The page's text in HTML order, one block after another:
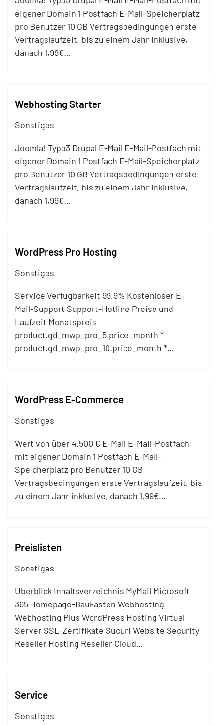
eigener Domain 1 Postfach E-Mail-Speicherplatz
pro Benutzer 10 GB Vertragsbedingungen erste
Vertragslaufzeit, bis zu einem Jahr inklusive,
danach 1,99€…
Webhosting Starter
Sonstiges
Joomla! Typo3 Drupal E-Mail E-Mail-Postfach mit
eigener Domain 1 Postfach E-Mail-Speicherplatz
pro Benutzer 10 GB Vertragsbedingungen erste
Vertragslaufzeit, bis zu einem Jahr inklusive,
danach 1,99€…
WordPress Pro Hosting
Sonstiges
Service Verfügbarkeit 99,9% Kostenloser E-
Mail-Support Support-Hotline Preise und
Laufzeit Monatspreis
product.gd_mwp_pro_5.price_month *
product.gd_mwp_pro_10.price_month *…
WordPress E-Commerce
Sonstiges
Wert von über 4.500 € E-Mail E-Mail-Postfach
mit eigener Domain 1 Postfach E-Mail-
Speicherplatz pro Benutzer 10 GB
Vertragsbedingungen erste Vertragslaufzeit, bis
zu einem Jahr inklusive, danach 1,99€…
Preislisten
Sonstiges
Überblick Inhaltsverzeichnis MyMail Microsoft
365 Homepage-Baukasten Webhosting
Webhosting Plus WordPress Hosting Virtual
Server SSL-Zertifikate Sucuri Website Security
Reseller Hosting Reseller Cloud…
Service
Sonstiges